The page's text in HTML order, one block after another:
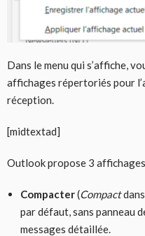
Dans le menu qui s’affiche,
affichages répertoriés pour
réception.
[midtextad]
Outlook propose 3
Compacter(Compact
par défaut, sans panneau
messages détaillée.